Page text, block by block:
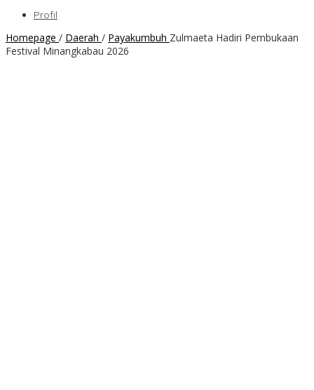
Profil
Homepage / Daerah / Payakumbuh Zulmaeta Hadiri Pembukaan
Festival Minangkabau 2026